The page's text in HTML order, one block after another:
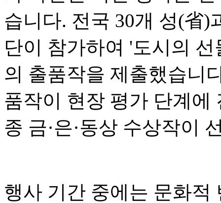
습니다. 전국 30개 성(省)
단이 참가하여 '도시의
의 출품작을 제출했습니
품작이 현장 평가 단계에
종 금·은·동상 수상작이
행사 기간 중에는 문화적